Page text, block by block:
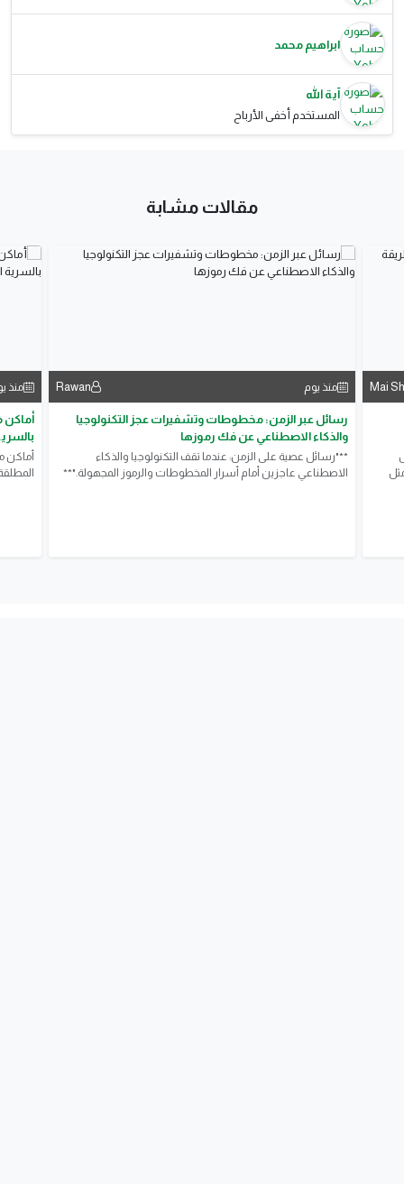
ابراهيم محمد
آية الله
المستخدم أخفى الأرباح
مقالات مشابة
Mai
مثل
منذ يوم Rawan
رسائل عبر الزمن: مخطوطات وتشفيرات عجز التكنولوجيا
والذكاء الاصطناعي عن فك رموزها
**"رسائل عصية على الزمن: عندما تقف التكنولوجيا والذكاء
الاصطناعي عاجزين أمام أسرار المخطوطات والرموز المجهولة."**
منذ
أماكن
أماكن